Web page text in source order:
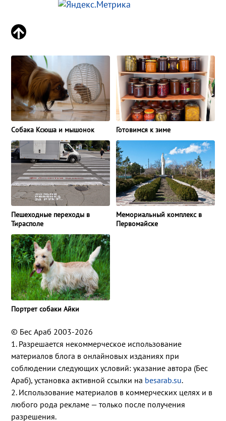
Собака Ксюша и мышонок Готовимся к зиме
Пешеходные переходы в
Тирасполе
Мемориальный комплекс в
Первомайске
Портрет собаки Айки
© Бес Араб 2003-2026
1. Разрешается некоммерческое использование
материалов блога в онлайновых изданиях при
соблюдении следующих условий: указание автора (Бес
Араб), установка активной ссылки на besarab.su.
2. Использование материалов в коммерческих целях и в
любого рода рекламе — только после получения
разрешения.